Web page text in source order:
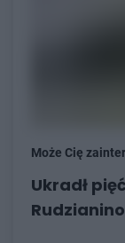
Może Cię
Ukradł